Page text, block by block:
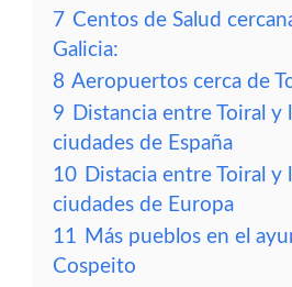
7 Centos de Salud
Galicia:
8 Aeropuertos cerca de
9 Distancia entre Toiral y
ciudades de España
10 Distacia entre Toiral y
ciudades de Europa
11 Más pueblos en el
Cospeito